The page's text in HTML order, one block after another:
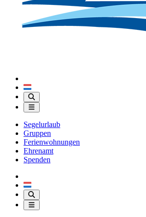
Segelurlaub
Gruppen
Ferienwohnungen
Ehrenamt
Spenden